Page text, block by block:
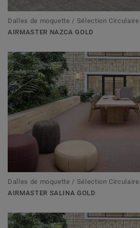
Dalles de moquette / Sélection Circulaire
AIRMASTER NAZCA GOLD
Dalles de moquette / Sélection Circulaire
AIRMASTER SALINA GOLD